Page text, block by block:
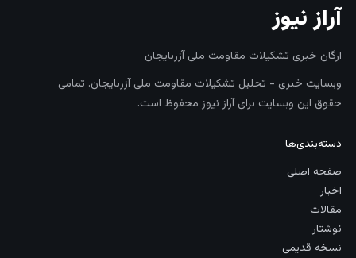
آراز نیوز
ارگان خبری تشکیلات مقاومت ملی آزربایجان
وبسایت خبری - تحلیل تشکیلات مقاومت ملی آزربایجان. تمامی
حقوق این وبسایت برای آراز نیوز محفوظ است.
دسته‌بندی‌ها
صفحه اصلی
اخبار
مقالات
نوشتار
نسخه قدیمی